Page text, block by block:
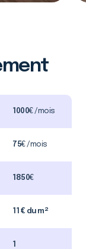
1000€ /mois
75€ /mois
1850€
11 € du m²
1